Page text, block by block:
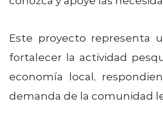
Este proyecto representa
fortalecer la actividad
economía local,
demanda de la comunidad